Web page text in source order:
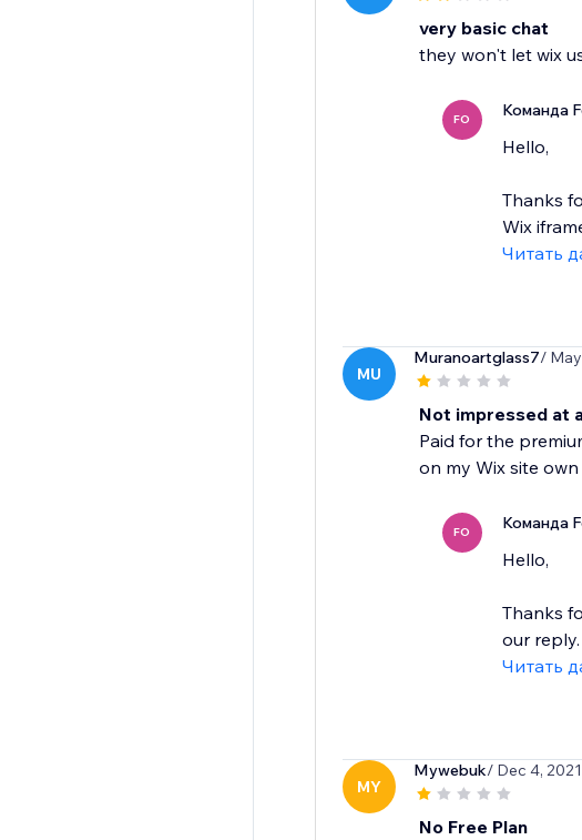
very basic chat
they won't let wix
FO Команда
Hello,
Thanks
Wix
Читать
MU
Muranoartglass7/
Not impressed at
Paid for the
on my Wix site
FO Команда
Hello,
Thanks
our
Читать
MY
Mywebuk/ Dec 4, 2021
No Free Plan